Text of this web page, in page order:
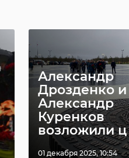
Александр
Дрозденко и
Александр
Куренков
возложили ц
01 декабря 2025, 10:54